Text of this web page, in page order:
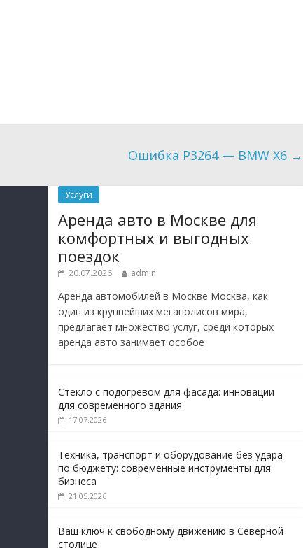
Ошибкa P3264 — BMW X6 →
Услуги
Аренда авто в Москве для
комфортных и выгодных
поездок
20.07.2026 admin
Аренда автомобилей в Москве Москва, как
один из крупнейших мегаполисов мира,
предлагает множество услуг, среди которых
аренда авто занимает особое
Стекло с подогревом для фасада: инновации
для современного здания
17.07.2026
Техника, транспорт и оборудование без удара
по бюджету: современные инструменты для
бизнеса
21.05.2026
Ваш ключ к свободному движению в Северной
столице